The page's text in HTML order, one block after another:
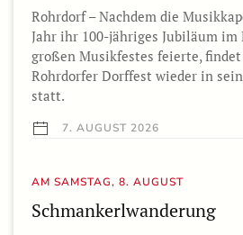
Rohrdorf – Nachdem die
Jahr ihr 100-jähriges Jubiläum im
großen Musikfestes feierte, findet
Rohrdorfer Dorffest wieder in
statt.
7. AUGUST 2026
AM SAMSTAG, 8. AUGUST
Schmankerlwanderung